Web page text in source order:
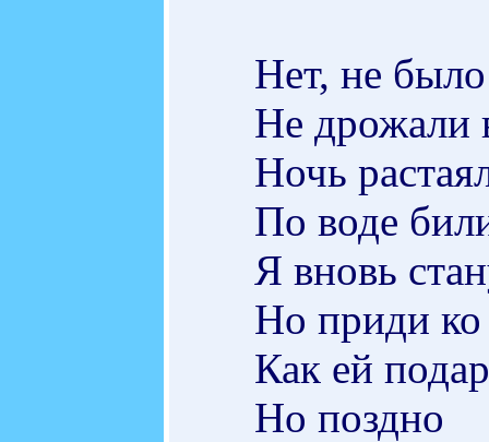
Нет, не
Не дрожали
Ночь
По воде
Я вновь
Но приди
Как ей
Но поздно